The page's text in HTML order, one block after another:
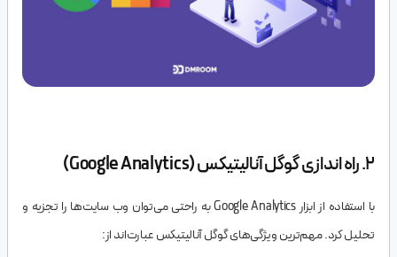
2. راه اندازی گوگل آنالیتیکس (Google Analytics)
با استفاده از ابزار Google Analytics به راحتی می‌توان وب سایت‌ها را تجزیه و
تحلیل کرد. مهم‌ترین ویژگی‌های گوگل آنالیتیکس عبارت‌اند از: